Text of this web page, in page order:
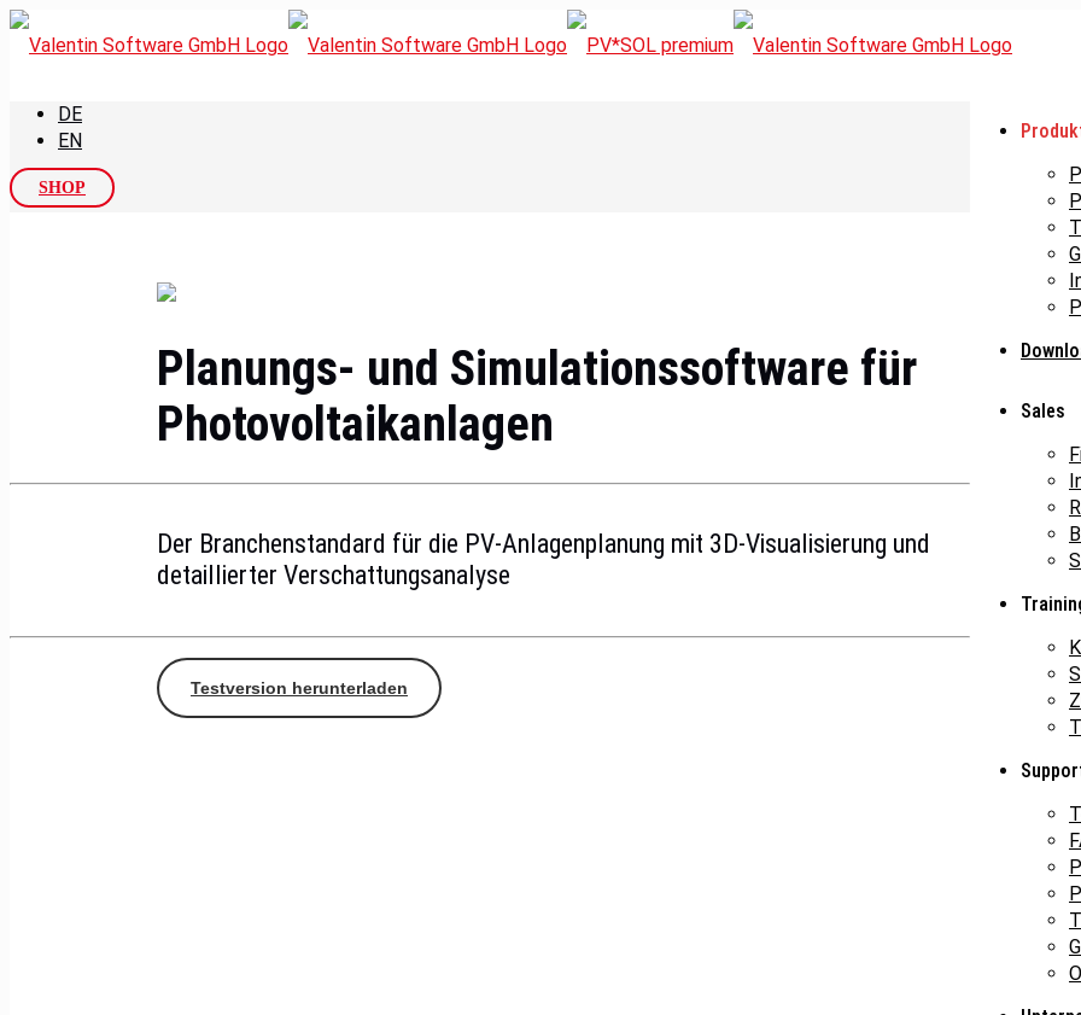
Sales
DE
EN
SHOP
Planungs- und Simulationssoftware für
Photovoltaikanlagen
Der Branchenstandard für die PV-Anlagenplanung mit 3D-Visualisierung und
detaillierter Verschattungsanalyse
Testversion herunterladen